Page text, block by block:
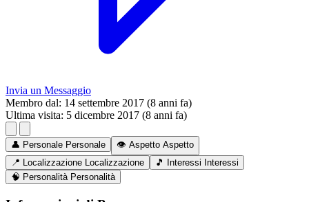
Invia un Messaggio
Membro dal: 14 settembre 2017 (8 anni fa)
Ultima visita: 5 dicembre 2017 (8 anni fa)
👤 Personale Personale 👁️ Aspetto Aspetto
📍 Localizzazione Localizzazione 🎵 Interessi Interessi
🧠 Personalità Personalità